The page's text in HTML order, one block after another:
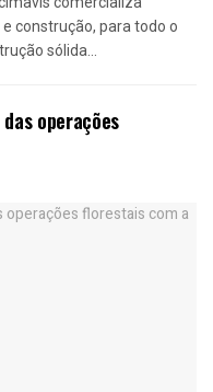
construção, para todo o
sólida...
operações